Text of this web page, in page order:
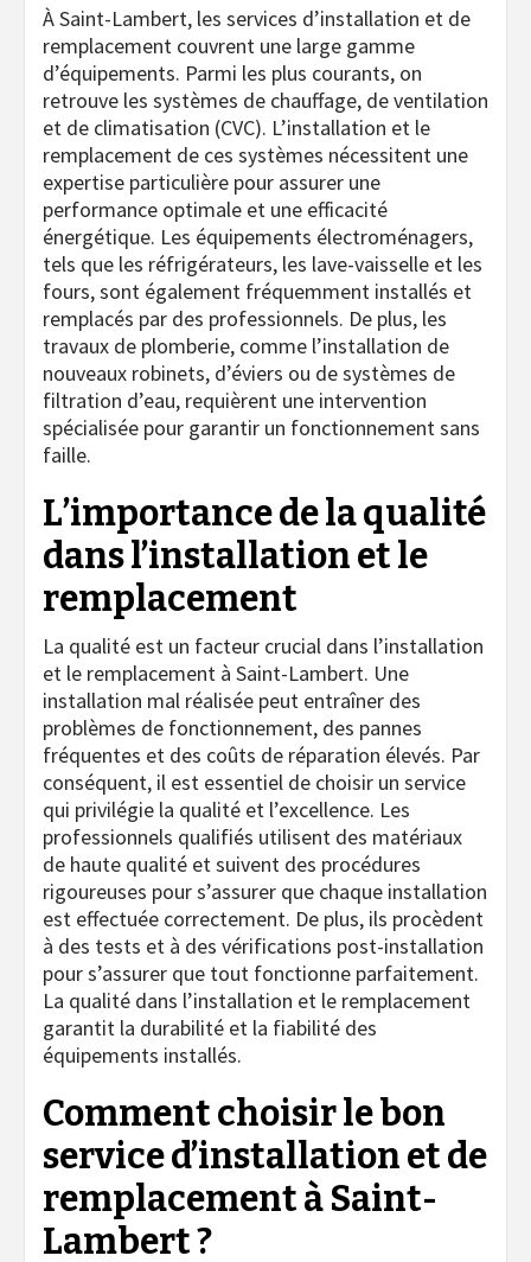
À Saint-Lambert, les services d’installation et de
remplacement couvrent une large gamme
d’équipements. Parmi les plus courants, on
retrouve les systèmes de chauffage, de ventilation
et de climatisation (CVC). L’installation et le
remplacement de ces systèmes nécessitent une
expertise particulière pour assurer une
performance optimale et une efficacité
énergétique. Les équipements électroménagers,
tels que les réfrigérateurs, les lave-vaisselle et les
fours, sont également fréquemment installés et
remplacés par des professionnels. De plus, les
travaux de plomberie, comme l’installation de
nouveaux robinets, d’éviers ou de systèmes de
filtration d’eau, requièrent une intervention
spécialisée pour garantir un fonctionnement sans
faille.
L’importance de la qualité
dans l’installation et le
remplacement
La qualité est un facteur crucial dans l’installation
et le remplacement à Saint-Lambert. Une
installation mal réalisée peut entraîner des
problèmes de fonctionnement, des pannes
fréquentes et des coûts de réparation élevés. Par
conséquent, il est essentiel de choisir un service
qui privilégie la qualité et l’excellence. Les
professionnels qualifiés utilisent des matériaux
de haute qualité et suivent des procédures
rigoureuses pour s’assurer que chaque installation
est effectuée correctement. De plus, ils procèdent
à des tests et à des vérifications post-installation
pour s’assurer que tout fonctionne parfaitement.
La qualité dans l’installation et le remplacement
garantit la durabilité et la fiabilité des
équipements installés.
Comment choisir le bon
service d’installation et de
remplacement à Saint-
Lambert ?